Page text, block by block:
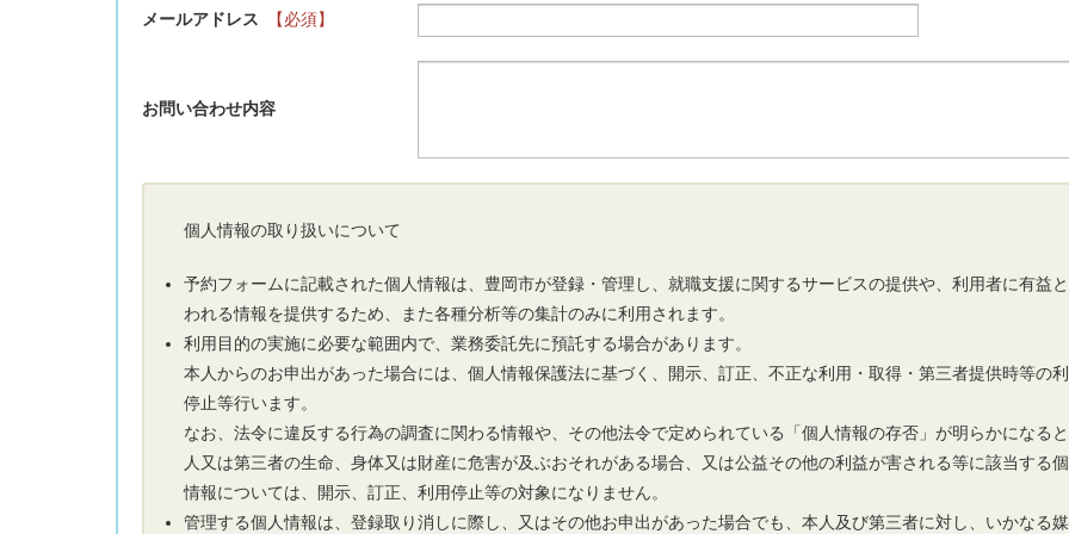
メールアドレス 【必須】
お問い合わせ内容
個人情報の取り扱いについて
予約フォームに記載された個人情報は、豊岡市が登録・管理し、就職支援に関するサービスの提供や、利用者に有益
われる情報を提供するため、また各種分析等の集計のみに利用されます。
利用目的の実施に必要な範囲内で、業務委託先に預託する場合があります。
本人からのお申出があった場合には、個人情報保護法に基づく、開示、訂正、不正な利用・取得・第三者提供時等の
停止等行います。
なお、法令に違反する行為の調査に関わる情報や、その他法令で定められている「個人情報の存否」が明らかになる
人又は第三者の生命、身体又は財産に危害が及ぶおそれがある場合、又は公益その他の利益が害される等に該当する個
情報については、開示、訂正、利用停止等の対象になりません。
管理する個人情報は、登録取り消しに際し、又はその他お申出があった場合でも、本人及び第三者に対し、いかなる